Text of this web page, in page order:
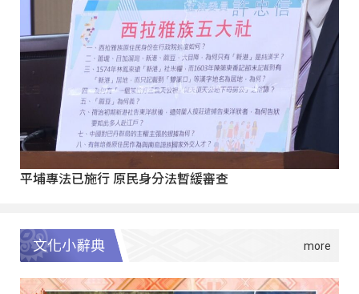
平埔專法已施行 原民身分法暫緩審查
文化小辭典